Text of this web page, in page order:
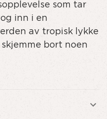
som tar
inn i en
av tropisk lykke
bort noen